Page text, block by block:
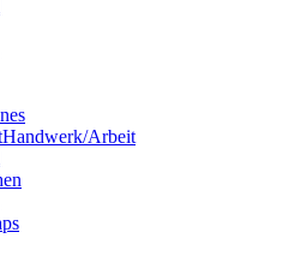
Handwerk/Arbeit